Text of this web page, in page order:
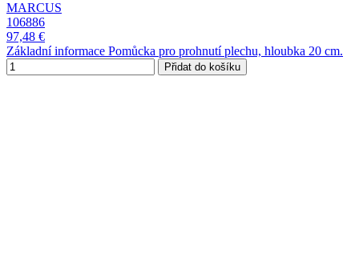
MARCUS
106886
97,48 €
Základní informace Pomůcka pro prohnutí plechu, hloubka 20 cm.
Přidat do košíku